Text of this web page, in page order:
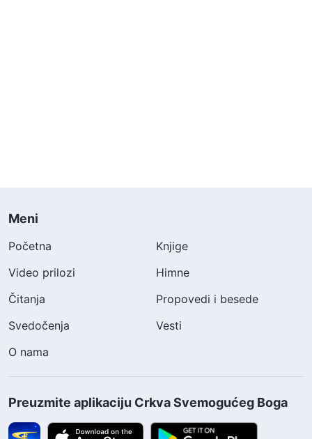
Meni
Početna
Knjige
Video prilozi
Himne
Čitanja
Propovedi i besede
Svedočenja
Vesti
O nama
Preuzmite aplikaciju Crkva Svemogućeg Boga